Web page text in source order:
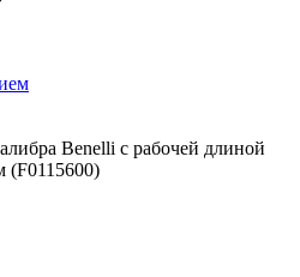
Benelli с рабочей длиной
(F0115600)